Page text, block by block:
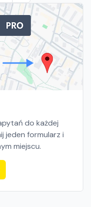
do każdej
jeden formularz i
miejscu.